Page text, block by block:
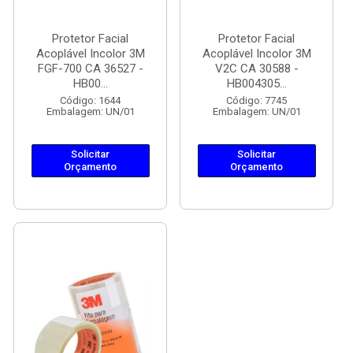
Protetor Facial
Acoplável Incolor 3M
FGF-700 CA 36527 -
HB00...
Código: 1644
Embalagem: UN/01
Solicitar
Orçamento
Protetor Facial
Acoplável Incolor 3M
V2C CA 30588 -
HB004305...
Código: 7745
Embalagem: UN/01
Solicitar
Orçamento